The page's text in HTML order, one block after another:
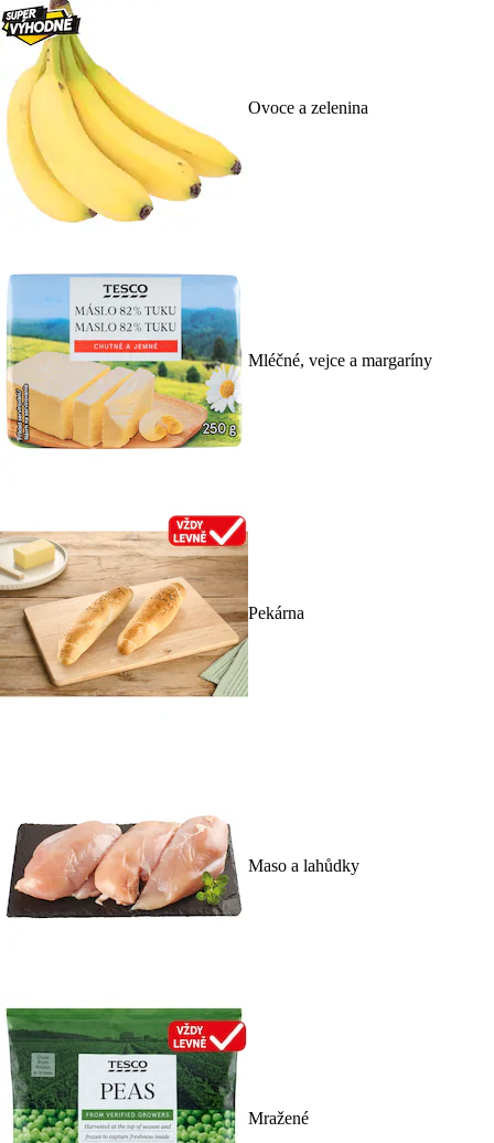
Ovoce a zelenina
Mléčné, vejce a margaríny
Pekárna
Maso a lahůdky
Mražené